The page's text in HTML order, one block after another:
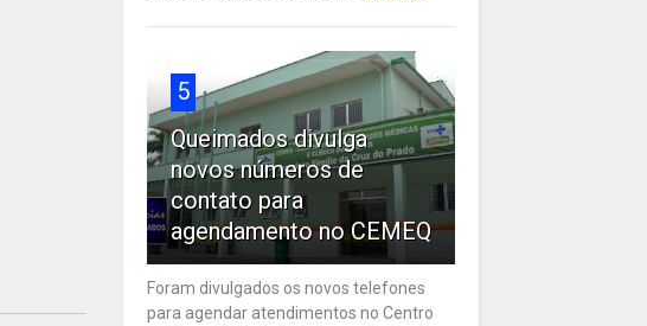
5
Queimados divulga
novos números de
contato para
agendamento no CEMEQ
Foram divulgados os novos telefones
para agendar atendimentos no Centro